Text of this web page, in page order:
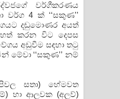
වර්ගීකරණය
වර්ග 4 ක් ‘‘සකුණ’’
දඬුමොණර අයත්
කරන විට දෙපස
අඩුවීම සඳහා තටු
මේවා ‘‘සකුණ’’ නම්
සතා) හේමවත
හා ආලවක (අලව්)